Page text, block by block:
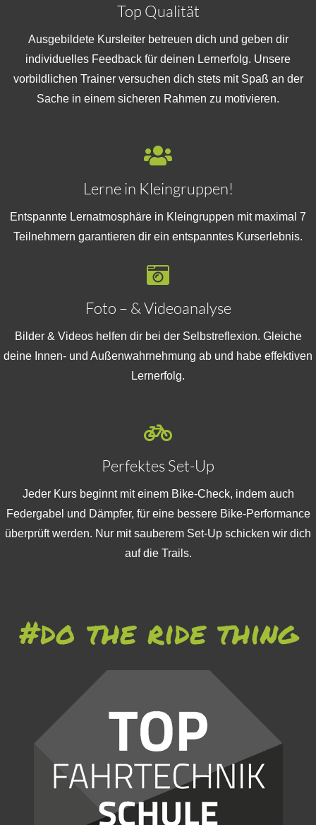
Top Qualität
Ausgebildete Kursleiter betreuen dich und geben dir
individuelles Feedback für deinen Lernerfolg. Unsere
vorbildlichen Trainer versuchen dich stets mit Spaß an der
Sache in einem sicheren Rahmen zu motivieren.
Lerne in Kleingruppen!
Entspannte Lernatmosphäre in Kleingruppen mit maximal 7
Teilnehmern garantieren dir ein entspanntes Kurserlebnis.
Foto – & Videoanalyse
Bilder & Videos helfen dir bei der Selbstreflexion. Gleiche
deine Innen- und Außenwahrnehmung ab und habe effektiven
Lernerfolg.
Perfektes Set-Up
Jeder Kurs beginnt mit einem Bike-Check, indem auch
Federgabel und Dämpfer, für eine bessere Bike-Performance
überprüft werden. Nur mit sauberem Set-Up schicken wir dich
auf die Trails.
#do the ride thing